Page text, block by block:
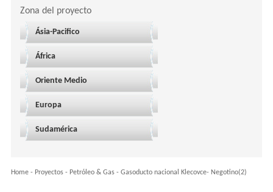
Zona del proyecto
Ásia-Pacifico
África
Oriente Medio
Europa
Sudamérica
Home- Proyectos- Petróleo & Gas - Gasoducto nacional Klecovce- Negotino(2)